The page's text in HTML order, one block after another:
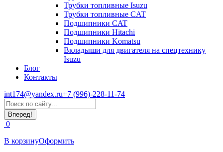
Трубки топливные Isuzu
Трубки топливные CAT
Подшипники CAT
Подшипники Hitachi
Подшипники Komatsu
Вкладыши для двигателя на спецтехнику
Isuzu
Блог
Контакты
int174@yandex.ru+7 (996)-228-11-74
Страница
WhatsApp
открывается
в
новом
окне
Поиск:
0
В корзинуОформить